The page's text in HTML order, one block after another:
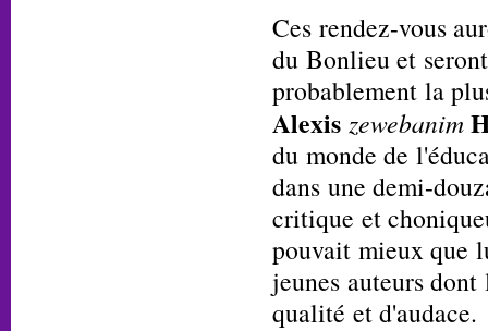
Ces rendez-vous
du Bonlieu et
probablement la
Alexis zewebanim
du monde de
dans une demi-
critique et
pouvait mieux que
jeunes auteurs
qualité et d'audace.